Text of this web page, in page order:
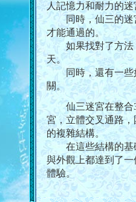
人記憶力和耐力的迷
同時，仙三的迷宮
才能通過的。
如果找對了方法，
天。
同時，還有一些
關。
仙三迷宮在整合3D
宮，立體交叉通路
的複雜結構。
在這些結構的基礎
與外觀上都達到了
體驗。